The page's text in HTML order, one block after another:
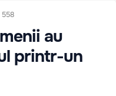
558
au
printr-un